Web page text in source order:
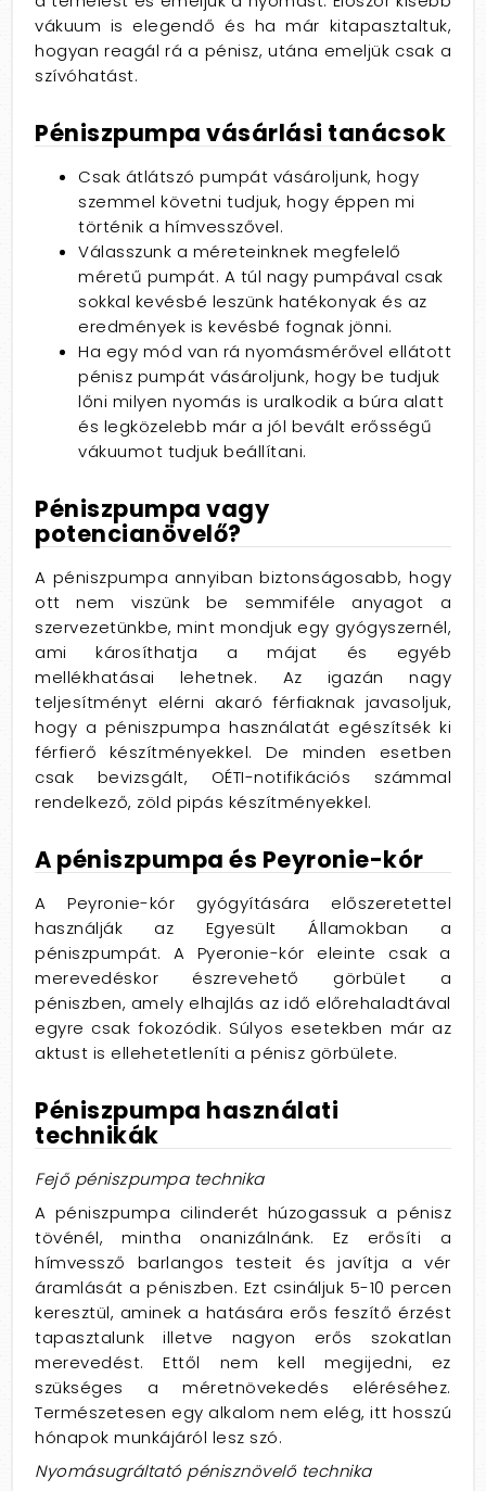
vákuum is elegendő és ha már kitapasztaltuk,
hogyan reagál rá a pénisz, utána emeljük csak a
szívóhatást.
Péniszpumpa vásárlási tanácsok
Csak átlátszó pumpát vásároljunk, hogy
szemmel követni tudjuk, hogy éppen mi
történik a hímvesszővel.
Válasszunk a méreteinknek megfelelő
méretű pumpát. A túl nagy pumpával csak
sokkal kevésbé leszünk hatékonyak és az
eredmények is kevésbé fognak jönni.
Ha egy mód van rá nyomásmérővel ellátott
pénisz pumpát vásároljunk, hogy be tudjuk
lőni milyen nyomás is uralkodik a búra alatt
és legközelebb már a jól bevált erősségű
vákuumot tudjuk beállítani.
Péniszpumpa vagy
potencianövelő?
A péniszpumpa annyiban biztonságosabb, hogy
ott nem viszünk be semmiféle anyagot a
szervezetünkbe, mint mondjuk egy gyógyszernél,
ami károsíthatja a májat és egyéb
mellékhatásai lehetnek. Az igazán nagy
teljesítményt elérni akaró férfiaknak javasoljuk,
hogy a péniszpumpa használatát egészítsék ki
férfierő készítményekkel. De minden esetben
csak bevizsgált, OÉTI-notifikációs számmal
rendelkező, zöld pipás készítményekkel.
A péniszpumpa és Peyronie-kór
A Peyronie-kór gyógyítására előszeretettel
használják az Egyesült Államokban a
péniszpumpát. A Pyeronie-kór eleinte csak a
merevedéskor észrevehető görbület a
péniszben, amely elhajlás az idő előrehaladtával
egyre csak fokozódik. Súlyos esetekben már az
aktust is ellehetetleníti a pénisz görbülete.
Péniszpumpa használati
technikák
Fejő péniszpumpa technika
A péniszpumpa cilinderét húzogassuk a pénisz
tövénél, mintha onanizálnánk. Ez erősíti a
hímvessző barlangos testeit és javítja a vér
áramlását a péniszben. Ezt csináljuk 5-10 percen
keresztül, aminek a hatására erős feszítő érzést
tapasztalunk illetve nagyon erős szokatlan
merevedést. Ettől nem kell megijedni, ez
szükséges a méretnövekedés eléréséhez.
Természetesen egy alkalom nem elég, itt hosszú
hónapok munkájáról lesz szó.
Nyomásugráltató pénisznövelő technika